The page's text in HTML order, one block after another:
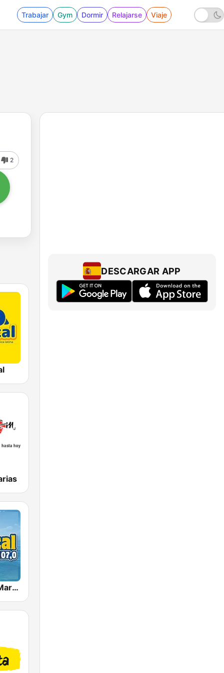
Trabajar Gym Dormir Relajarse Viaje
2
Tropical FM Marbella 107.0
DESCARGAR APP